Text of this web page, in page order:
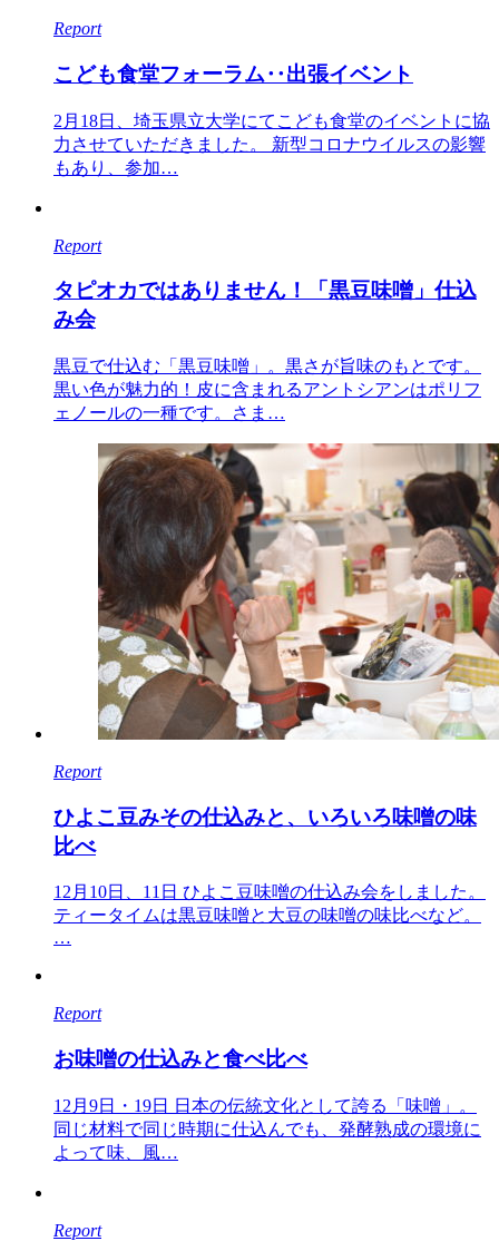
Report
こども食堂フォーラム‥出張イベント
2月18日、埼玉県立大学にてこども食堂のイベントに協
力させていただきました。 新型コロナウイルスの影響
もあり、参加…
Report
タピオカではありません！「黒豆味噌」仕込
み会
黒豆で仕込む「黒豆味噌」。黒さが旨味のもとです。
黒い色が魅力的！皮に含まれるアントシアンはポリフ
ェノールの一種です。さま…
Report
ひよこ豆みその仕込みと、いろいろ味噌の味
比べ
12月10日、11日 ひよこ豆味噌の仕込み会をしました。
ティータイムは黒豆味噌と大豆の味噌の味比べなど。
…
Report
お味噌の仕込みと食べ比べ
12月9日・19日 日本の伝統文化として誇る「味噌」。
同じ材料で同じ時期に仕込んでも、発酵熟成の環境に
よって味、風…
Report